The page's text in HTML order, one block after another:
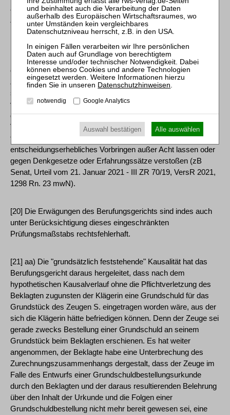
abweichenden Kausalverlauf und eine Unterbrechung des
Zurechnungszusammenhangs begründen.
[19] Bei der Würdigung, ob ein adäquater
Kausalzusammenhang zwischen einer Pflichtverletzung und
einem Schaden besteht beziehungsweise der
Zurechnungszusammenhang unterbrochen wurde, handelt es
sich zwar um eine im Wesentlichen dem Tatrichter
vorbehaltene Würdigung. Deshalb darf das Revisionsgericht
die in diesem Zusammenhang angestellten Erwägungen der
Vorinstanz nur darauf überprüfen, ob sie auf grundsätzlich
falschen rechtlichen Überlegungen beruhen,
entscheidungserhebliches Vorbringen außer Acht lassen oder
gegen Denkgesetze oder Erfahrungssätze verstoßen (zB
Senat, Urteil vom 21. Januar 2021 - III ZR 70/19, VersR 2021,
1298 Rn. 23 mwN).
[20] Die Erwägungen des Berufungsgerichts sind indes auch
unter Berücksichtigung dieses eingeschränkten
Prüfungsmaßstabs rechtsfehlerhaft.
[21] aa) Die "grundsätzlich feststehende" Kausalität hat das
Berufungsgericht daraus hergeleitet, dass nach dem
hypothetischen Kausalverlauf ohne die Pflichtverletzung des
Beklagten zugunsten der Klägerin eine Grundschuld für das
Grundstück des Zeugen S. eingetragen worden wäre, aus der
sich die Klägerin hätte befriedigen können. Denn der Zeuge sei
gerade zwecks Bestellung einer Grundschuld an seinem
Grundstück beim Beklagten erschienen. Es hat weiter
angenommen, der Beklagte habe eine Unterbrechung des
Zurechnungszusammenhangs dergestalt, dass der Zeuge im
Falle des Entwurfs einer Grundschuldbestellungsurkunde
durch den Beklagten und der daraus resultierenden Belehrung
über den Inhalt der Urkunde und die Folgen einer
Grundschuldbestellung nicht mehr bereit gewesen sei, eine
Datenschutzhinweisen
notwendig Google Analytics
Auswahl bestätigen Alle auswählen